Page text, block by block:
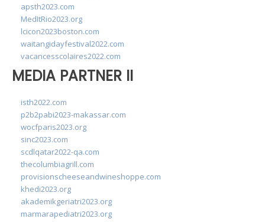
apsth2023.com
MedItRio2023.org
lcicon2023boston.com
waitangidayfestival2022.com
vacancesscolaires2022.com
MEDIA PARTNER II
isth2022.com
p2b2pabi2023-makassar.com
wocfparis2023.org
sinc2023.com
scdlqatar2022-qa.com
thecolumbiagrill.com
provisionscheeseandwineshoppe.com
khedi2023.org
akademikgeriatri2023.org
marmarapediatri2023.org